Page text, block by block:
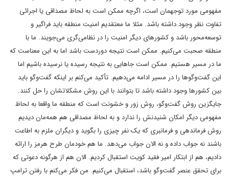
مفهومی مورد توجهمان است، اگرچه ممکن است به لحاظ مصداقی یا اجرائی
تفاوت نظر وجود داشته باشد. مثلا ما معتقدیم امنیت منطقه باید فراگیر و
توسعه‌محور باشد و کشورهای دیگر امنیت را در نظامی‌گری می‌جویند. ما با
منطقه صحبت می‌کنیم. ممکن است نتیجه دوردست باشد اما به این معناست که
ما در مسیر هستیم. ممکن است جاهایی به نتیجه رسیده یا نرسیده باشیم اما
این گفت‌وگوها را در مسیر ادامه می‌دهیم. تأکید می‌کنم بر اینکه گفت‌وگو باید
بین کشورها وجود داشته باشد تا بتوانند با این روش مشکلاتشان را حل کنند.
جایگزین روش گفت‌وگو، روش زور و خشونت است که منطقه ما واقعا به لحاظ
مفهومی دیگر امکان شنیدنش را ندارد و به لحاظ مصداقی هم همه‌مان دیدیم
روش فرماندهی و فرمانبری که یک نفر چیزی را بگوید و دیگران ملزم به اطاعت
باشند نه جواب داده و نه الان جواب می‌دهد. ما هم خودمان طرح هرمز را ارائه
دادیم، هم از ابتکار امیر فقید کویت استقبال کردیم. الان هم از هرگونه دعوتی که
برای تحقق عنصر گفت‌وگو باشد، استقبال می‌کنیم. من فکر می‌کنم با رفتن ترامپ